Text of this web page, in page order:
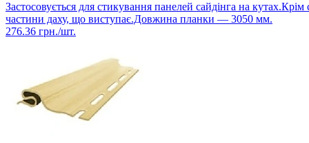
Застосовується для стикування панелей сайдінга на
частини даху, що виступає.Довжина планки — 3050 мм.
276.36 грн./шт.